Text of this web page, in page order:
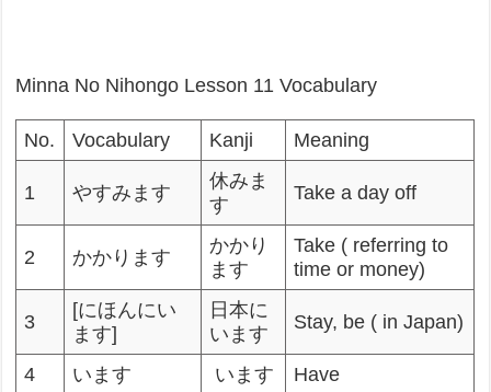
Minna No Nihongo Lesson 11 Vocabulary
No. Vocabulary Kanji Meaning
1 やすみます
休みま
す
Take a day off
2 かかります
かかり
ます
Take ( referring to
time or money)
3
[にほんにい
ます]
日本に
います
Stay, be ( in Japan)
4 います います Have